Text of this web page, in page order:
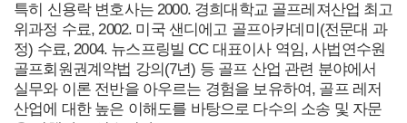
특히 신용락 변호사는 2000. 경희대학교 골프레져산업 최고
위과정 수료, 2002. 미국 샌디에고 골프아카데미(전문대 과
정) 수료, 2004. 뉴스프링빌 CC 대표이사 역임, 사법연수원
골프회원권계약법 강의(7년) 등 골프 산업 관련 분야에서
실무와 이론 전반을 아우르는 경험을 보유하여, 골프 레저
산업에 대한 높은 이해도를 바탕으로 다수의 소송 및 자문